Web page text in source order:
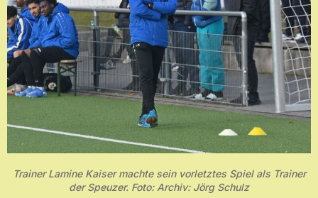
Trainer Lamine Kaiser machte sein vorletztes Spiel als Trainer
der Speuzer. Foto: Archiv: Jörg Schulz